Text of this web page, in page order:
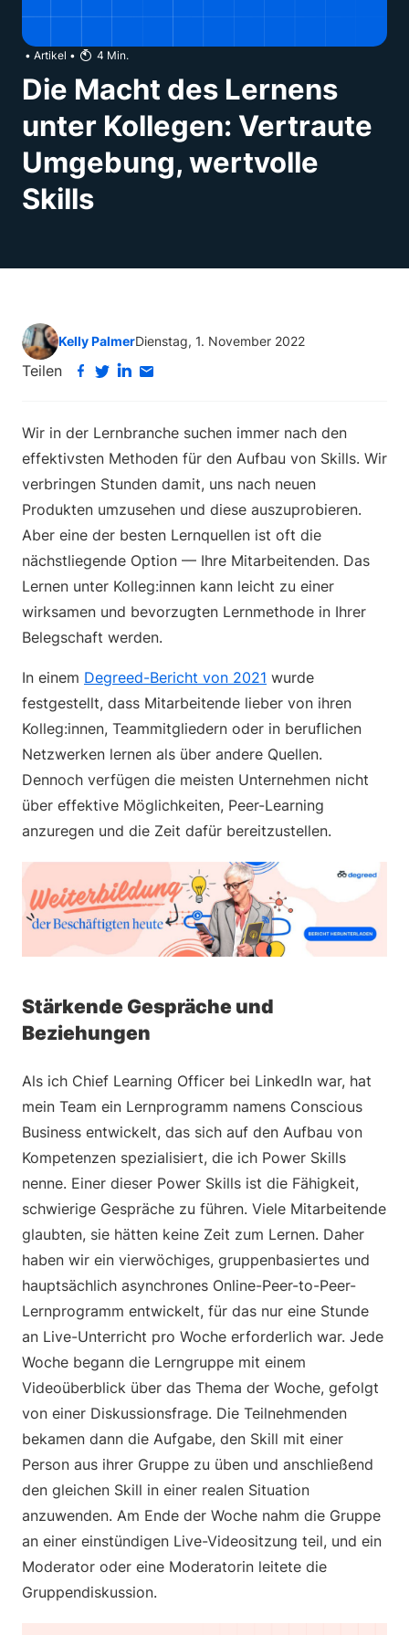
• Artikel • 4 Min.
Die Macht des Lernens
unter Kollegen: Vertraute
Umgebung, wertvolle
Skills
Kelly PalmerDienstag, 1. November 2022
Teilen
Wir in der Lernbranche suchen immer nach den
effektivsten Methoden für den Aufbau von Skills. Wir
verbringen Stunden damit, uns nach neuen
Produkten umzusehen und diese auszuprobieren.
Aber eine der besten Lernquellen ist oft die
nächstliegende Option — Ihre Mitarbeitenden. Das
Lernen unter Kolleg:innen kann leicht zu einer
wirksamen und bevorzugten Lernmethode in Ihrer
Belegschaft werden.
In einem Degreed-Bericht von 2021 wurde
festgestellt, dass Mitarbeitende lieber von ihren
Kolleg:innen, Teammitgliedern oder in beruflichen
Netzwerken lernen als über andere Quellen.
Dennoch verfügen die meisten Unternehmen nicht
über effektive Möglichkeiten, Peer-Learning
anzuregen und die Zeit dafür bereitzustellen.
Stärkende Gespräche und
Beziehungen
Als ich Chief Learning Officer bei LinkedIn war, hat
mein Team ein Lernprogramm namens Conscious
Business entwickelt, das sich auf den Aufbau von
Kompetenzen spezialisiert, die ich Power Skills
nenne. Einer dieser Power Skills ist die Fähigkeit,
schwierige Gespräche zu führen. Viele Mitarbeitende
glaubten, sie hätten keine Zeit zum Lernen. Daher
haben wir ein vierwöchiges, gruppenbasiertes und
hauptsächlich asynchrones Online-Peer-to-Peer-
Lernprogramm entwickelt, für das nur eine Stunde
an Live-Unterricht pro Woche erforderlich war. Jede
Woche begann die Lerngruppe mit einem
Videoüberblick über das Thema der Woche, gefolgt
von einer Diskussionsfrage. Die Teilnehmenden
bekamen dann die Aufgabe, den Skill mit einer
Person aus ihrer Gruppe zu üben und anschließend
den gleichen Skill in einer realen Situation
anzuwenden. Am Ende der Woche nahm die Gruppe
an einer einstündigen Live-Videositzung teil, und ein
Moderator oder eine Moderatorin leitete die
Gruppendiskussion.